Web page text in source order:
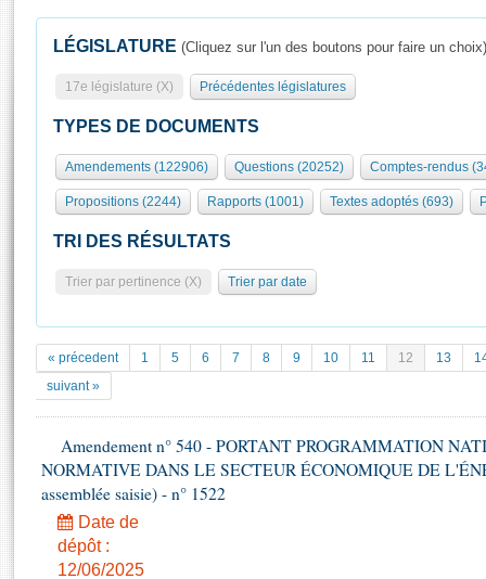
Présidence
577 députés
Groupes politiques
Séance publique
Commissions et autres organes
Europe et International
Pétitions
Documents parlementaires
Projets de loi
Propositions de loi
Amendements
Textes adoptés
Rapports d'information
Rôle et pouvoirs de l'Assemblée
Organisation de l'Assemblée
Présidence Conférence des Présidents Bureau Collège des
Statistiques et chiffres clés
Documents de référence
( Constitution | Règlement de l'Assemblée ... )
Histoire
Juniors
Anciennes législatures
Liens vers les sites publics
Visiter l'Assemblée
Visite virtuelle du palais Bourbon
Assister à une séance
La Bibliothèque
Les archives
Contacts et plan d'accès
Photos libres de droit
LÉGISLATURE (Cliquez sur l'un des boutons pour faire un choix)
17e législature (X) Précédentes législatures
TYPES DE DOCUMENTS
Amendements (122906) Questions (20252) Comptes-rendus
Propositions (2244) Rapports (1001) Textes adoptés (693)
TRI DES RÉSULTATS
Trier par pertinence (X) Trier par date
« précedent 1 5 6 7 8 9 10 11 12 13
suivant »
Amendement n° 540 - PORTANT PROGRAMMATION
NORMATIVE DANS LE SECTEUR ÉCONOMIQUE DE
assemblée saisie) - n° 1522
Date de
dépôt :
12/06/2025